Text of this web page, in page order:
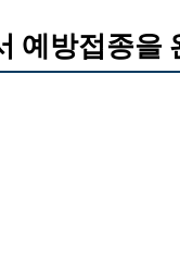
예방접종을